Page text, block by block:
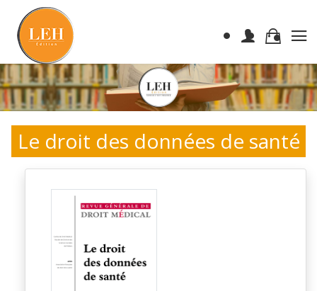
Le droit des données de santé